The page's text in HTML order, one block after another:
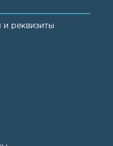
реквизиты